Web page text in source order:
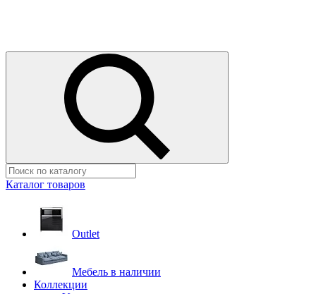
Каталог товаров
Outlet
Мебель в наличии
Коллекции